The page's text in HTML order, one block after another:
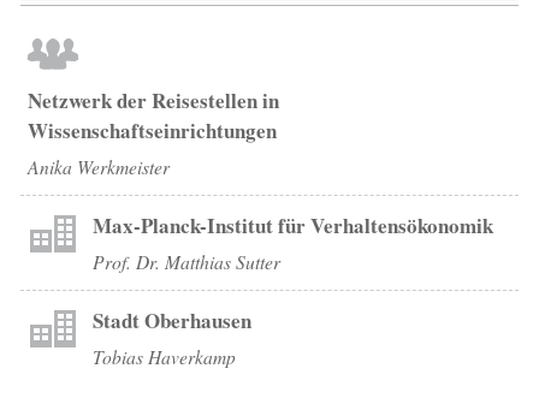
Netzwerk der Reisestellen in
Wissenschaftseinrichtungen
Anika Werkmeister
Max-Planck-Institut für Verhaltensökonomik
Prof. Dr. Matthias Sutter
Stadt Oberhausen
Tobias Haverkamp